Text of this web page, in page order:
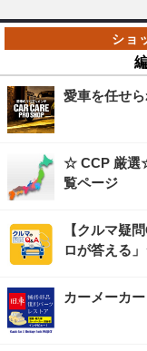
愛車を任せ
☆ CCP 厳選
覧ページ
【クルマ疑
ロが答える」
カーメーカ